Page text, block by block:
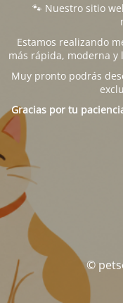
🐾 Nuestro sitio
Estamos realizando
más rápida, moderna y
Muy pronto podrás
Gracias por tu
©